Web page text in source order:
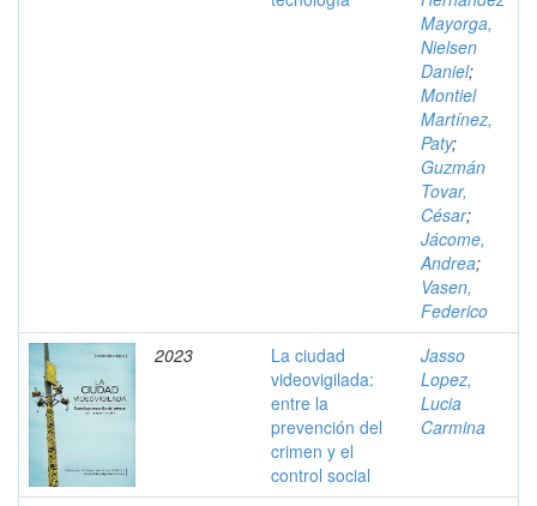
Mayorga,
Nielsen
Daniel;
Montiel
Martínez,
Paty;
Guzmán
Tovar,
César;
Jácome,
Andrea;
Vasen,
Federico
2023
La ciudad
videovigilada:
entre la
prevención del
crimen y el
control social
Jasso
Lopez,
Lucia
Carmina